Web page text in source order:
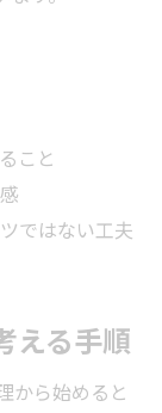
こと
ではない工夫
える手順
から始めると